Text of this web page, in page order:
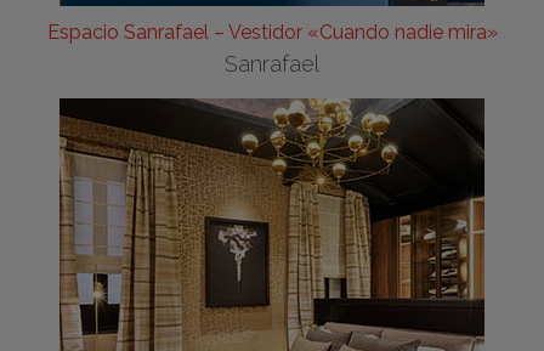
Espacio Sanrafael – Vestidor «Cuando nadie mira»
Sanrafael